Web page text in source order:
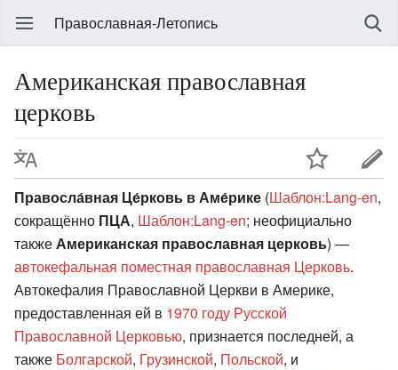
Православная-Летопись
Американская православная
церковь
Правосла́вная Це́рковь в Аме́рике (Шаблон:Lang-en,
сокращённо ПЦА, Шаблон:Lang-en; неофициально
также Американская православная церковь) —
автокефальная поместная православная Церковь.
Автокефалия Православной Церкви в Америке,
предоставленная ей в 1970 году Русской
Православной Церковью, признается последней, а
также Болгарской, Грузинской, Польской, и